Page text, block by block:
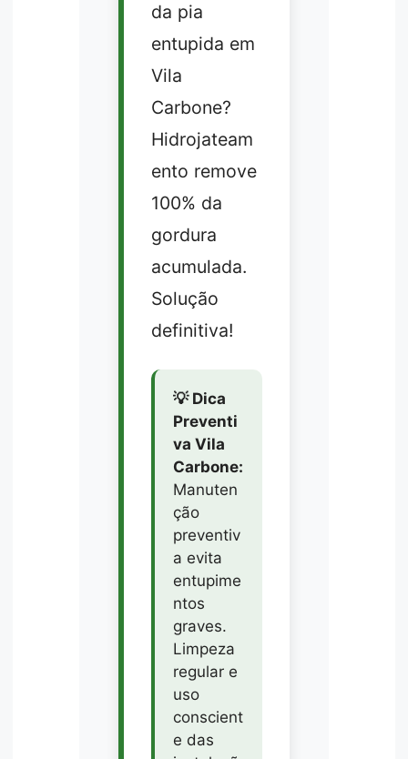
da pia
entupida em
Vila
Carbone?
Hidrojateam
ento remove
100% da
gordura
acumulada.
Solução
definitiva!
💡 Dica
Preventi
va Vila
Carbone:
Manuten
ção
preventiv
a evita
entupime
ntos
graves.
Limpeza
regular e
uso
conscient
e das